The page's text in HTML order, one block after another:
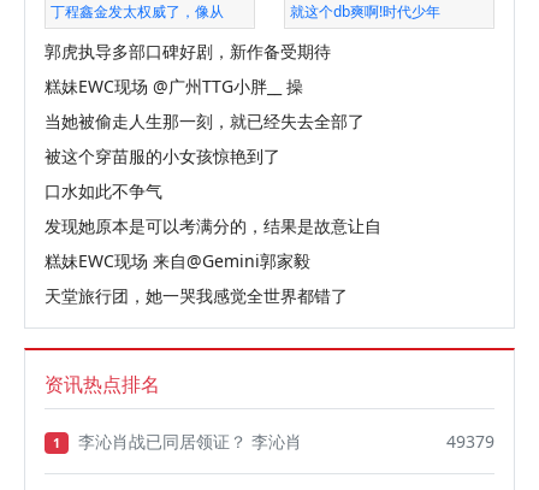
丁程鑫金发太权威了，像从 就这个db爽啊!时代少年
郭虎执导多部口碑好剧，新作备受期待
糕妹EWC现场 @广州TTG小胖__ 操
当她被偷走人生那一刻，就已经失去全部了
被这个穿苗服的小女孩惊艳到了
口水如此不争气
发现她原本是可以考满分的，结果是故意让自
糕妹EWC现场 来自@Gemini郭家毅
天堂旅行团，她一哭我感觉全世界都错了
资讯热点排名
1 李沁肖战已同居领证？ 李沁肖 49379